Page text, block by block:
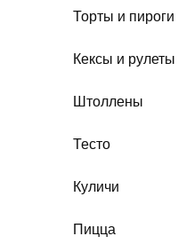
Торты и пироги
Кексы и рулеты
Штоллены
Тесто
Куличи
Пицца